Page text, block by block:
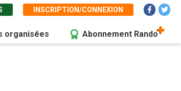
INSCRIPTION/CONNEXION
organisées Abonnement Rando